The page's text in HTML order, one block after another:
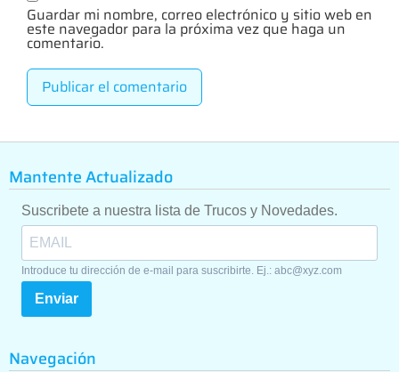
Guardar mi nombre, correo electrónico y sitio web en
este navegador para la próxima vez que haga un
comentario.
Navegación
Mantente Actualizado
Suscribete a nuestra lista de Trucos y Novedades.
Introduce tu dirección de e-mail para suscribirte. Ej.: abc@xyz.com
Enviar